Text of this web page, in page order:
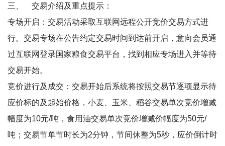
三、
交易介绍及重点提示：
专场开启：交易活动采取互联网远程公开竞价交易方式进
行。交易专场在公告约定交易时间到达前开启，意向会员通
过互联网登录国家粮食交易平台，找到相应专场进入并等待
交易开始。
竞价进行及成交：交易开始后系统将按照交易节逐项显示待
应价标的及起始价格，小麦、玉米、稻谷交易单次竞价增减
幅度为10元/吨，食用油交易单次竞价增减价幅度为50元/
吨；交易节单节时长为2分钟，节间休整为5秒，应价倒计时